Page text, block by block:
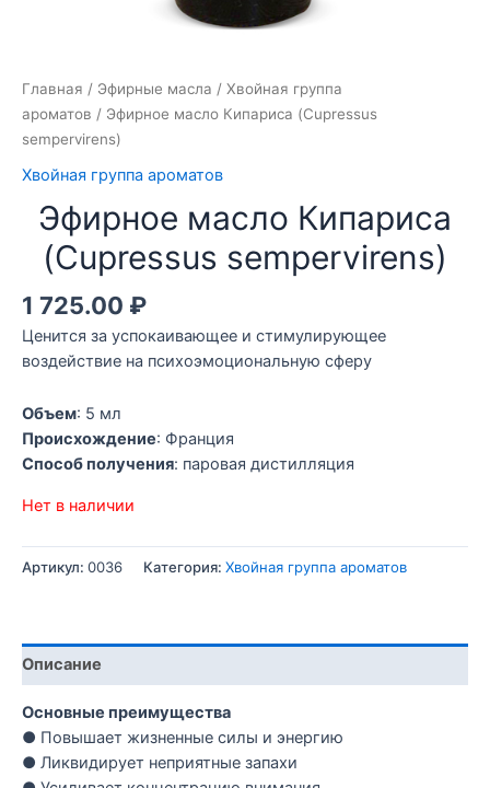
Главная / Эфирные масла / Хвойная группа
ароматов / Эфирное масло Кипариса (Cupressus
sempervirens)
Хвойная группа ароматов
Эфирное масло Кипариса
(Cupressus sempervirens)
1 725.00 ₽
Ценится за успокаивающее и стимулирующее
воздействие на психоэмоциональную сферу
Объем: 5 мл
Происхождение: Франция
Способ получения: паровая дистилляция
Нет в наличии
Артикул: 0036 Категория: Хвойная группа ароматов
Описание
Основные преимущества
● Повышает жизненные силы и энергию
● Ликвидирует неприятные запахи